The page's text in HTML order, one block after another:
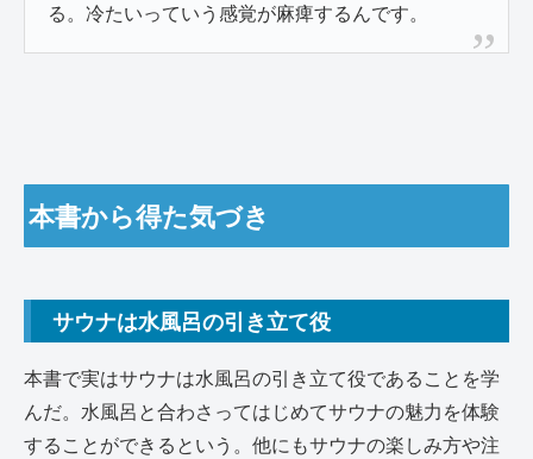
る。冷たいっていう感覚が麻痺するんです。
本書から得た気づき
サウナは水風呂の引き立て役
本書で実はサウナは水風呂の引き立て役であることを学
んだ。水風呂と合わさってはじめてサウナの魅力を体験
することができるという。他にもサウナの楽しみ方や注